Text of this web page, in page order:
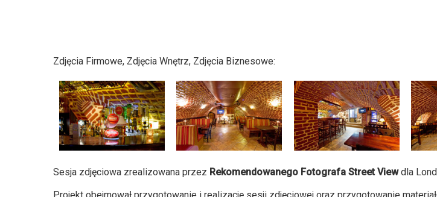
Zdjęcia Firmowe, Zdjęcia Wnętrz, Zdjęcia Biznesowe:
Sesja zdjęciowa zrealizowana przez Rekomendowanego Fotografa Street Viewdla